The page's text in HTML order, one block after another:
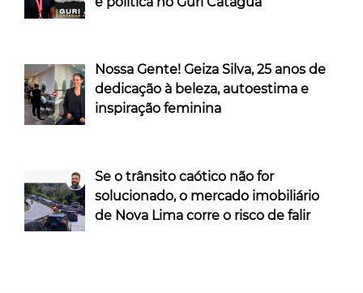
Nossa Gente! Geiza Silva, 25 anos de
dedicação à beleza, autoestima e
inspiração feminina
Se o trânsito caótico não for
solucionado, o mercado imobiliário
de Nova Lima corre o risco de falir